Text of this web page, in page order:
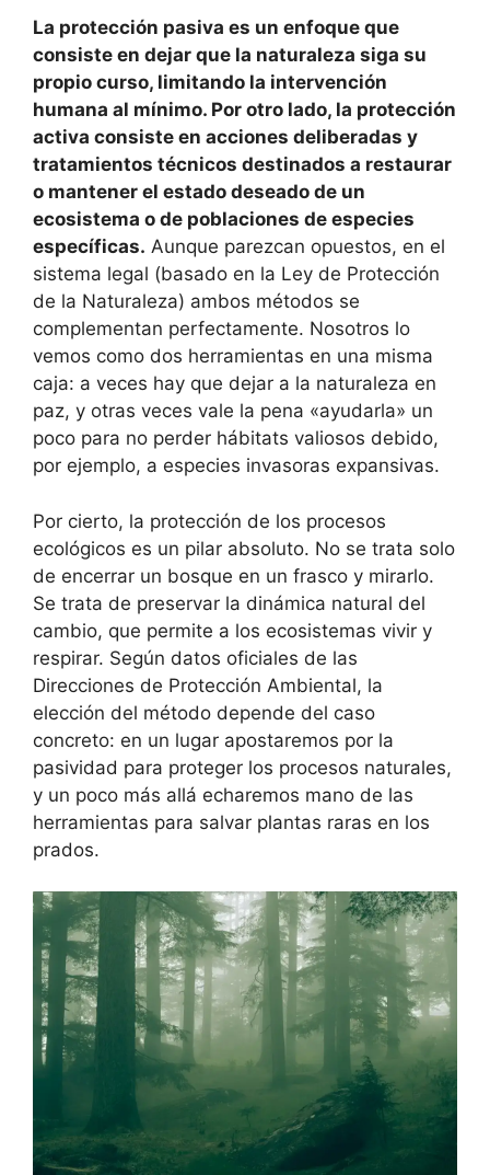
La protección pasiva es un enfoque que
consiste en dejar que la naturaleza siga su
propio curso, limitando la intervención
humana al mínimo. Por otro lado, la protección
activa consiste en acciones deliberadas y
tratamientos técnicos destinados a restaurar
o mantener el estado deseado de un
ecosistema o de poblaciones de especies
específicas. Aunque parezcan opuestos, en el
sistema legal (basado en la Ley de Protección
de la Naturaleza) ambos métodos se
complementan perfectamente. Nosotros lo
vemos como dos herramientas en una misma
caja: a veces hay que dejar a la naturaleza en
paz, y otras veces vale la pena «ayudarla» un
poco para no perder hábitats valiosos debido,
por ejemplo, a especies invasoras expansivas.
Por cierto, la protección de los procesos
ecológicos es un pilar absoluto. No se trata solo
de encerrar un bosque en un frasco y mirarlo.
Se trata de preservar la dinámica natural del
cambio, que permite a los ecosistemas vivir y
respirar. Según datos oficiales de las
Direcciones de Protección Ambiental, la
elección del método depende del caso
concreto: en un lugar apostaremos por la
pasividad para proteger los procesos naturales,
y un poco más allá echaremos mano de las
herramientas para salvar plantas raras en los
prados.